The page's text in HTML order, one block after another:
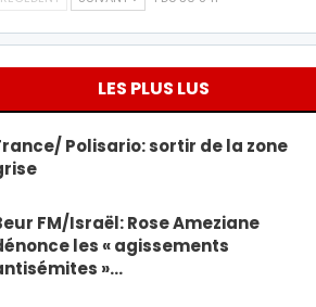
LES PLUS LUS
Polisario: sortir de la zone
FM/Israël: Rose Ameziane
les « agissements
»…